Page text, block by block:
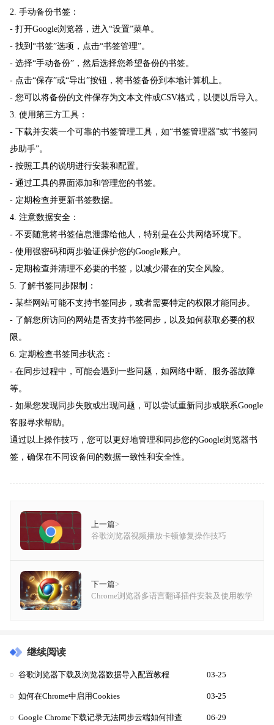
2. 手动备份书签：
- 打开Google浏览器，进入“设置”菜单。
- 找到“书签”选项，点击“书签管理”。
- 选择“手动备份”，然后选择您希望备份的书签。
- 点击“保存”或“导出”按钮，将书签备份到本地计算机上。
- 您可以将备份的文件保存为文本文件或CSV格式，以便以后导入。
3. 使用第三方工具：
- 下载并安装一个可靠的书签管理工具，如“书签管理器”或“书签同
步助手”。
- 按照工具的说明进行安装和配置。
- 通过工具的界面添加和管理您的书签。
- 定期检查并更新书签数据。
4. 注意数据安全：
- 不要随意将书签信息泄露给他人，特别是在公共网络环境下。
- 使用强密码和两步验证保护您的Google账户。
- 定期检查并清理不必要的书签，以减少潜在的安全风险。
5. 了解书签同步限制：
- 某些网站可能不支持书签同步，或者需要特定的权限才能同步。
- 了解您所访问的网站是否支持书签同步，以及如何获取必要的权
限。
6. 定期检查书签同步状态：
- 在同步过程中，可能会遇到一些问题，如网络中断、服务器故障
等。
- 如果您发现同步失败或出现问题，可以尝试重新同步或联系Google
客服寻求帮助。
通过以上操作技巧，您可以更好地管理和同步您的Google浏览器书
签，确保在不同设备间的数据一致性和安全性。
上一篇>
谷歌浏览器视频播放卡顿修复操作技巧
下一篇>
Chrome浏览器多语言翻译插件安装及使用教学
继续阅读
谷歌浏览器下载及浏览器数据导入配置教程 03-25
如何在Chrome中启用Cookies 03-25
Google Chrome下载记录无法同步云端如何排查 06-29